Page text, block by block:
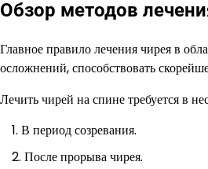
Обзор методов
Главное правило лечения чирея в
осложнений, способствовать
Лечить чирей на спине требуется в
В период созревания.
После прорыва чирея.